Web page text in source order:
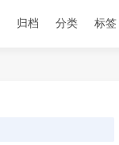
归档 分类 标签